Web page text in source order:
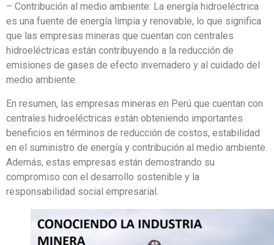
– Contribución al medio ambiente: La energía hidroeléctrica
es una fuente de energía limpia y renovable, lo que significa
que las empresas mineras que cuentan con centrales
hidroeléctricas están contribuyendo a la reducción de
emisiones de gases de efecto invernadero y al cuidado del
medio ambiente.
En resumen, las empresas mineras en Perú que cuentan con
centrales hidroeléctricas están obteniendo importantes
beneficios en términos de reducción de costos, estabilidad
en el suministro de energía y contribución al medio ambiente.
Además, estas empresas están demostrando su
compromiso con el desarrollo sostenible y la
responsabilidad social empresarial.